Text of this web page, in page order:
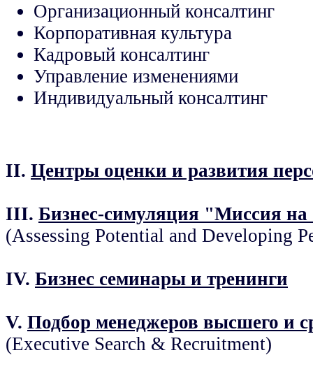
Организационный консалтинг
Корпоративная культура
Кадровый консалтинг
Управление изменениями
Индивидуальный консалтинг
II. Центры оценки и развития
III. Бизнес-симуляция "Миссия
(Assessing Potential and Developing
IV. Бизнес семинары и тренинги
V. Подбор менеджеров высшего и
(Executive Search & Recruitment)